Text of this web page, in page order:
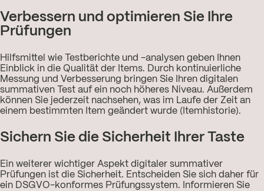
Verbessern und optimieren Sie Ihre
Prüfungen
Hilfsmittel wie Testberichte und -analysen geben Ihnen
Einblick in die Qualität der Items. Durch kontinuierliche
Messung und Verbesserung bringen Sie Ihren digitalen
summativen Test auf ein noch höheres Niveau. Außerdem
können Sie jederzeit nachsehen, was im Laufe der Zeit an
einem bestimmten Item geändert wurde (Itemhistorie).
Sichern Sie die Sicherheit Ihrer Taste
Ein weiterer wichtiger Aspekt digitaler summativer
Prüfungen ist die Sicherheit. Entscheiden Sie sich daher für
ein DSGVO-konformes Prüfungssystem. Informieren Sie